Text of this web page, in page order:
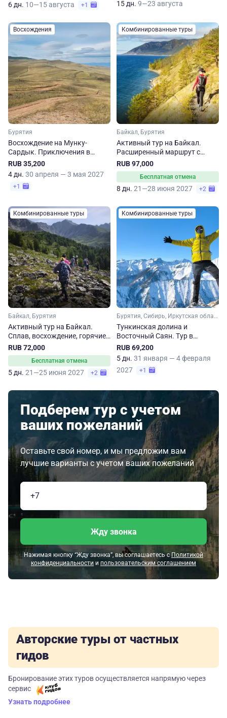
6 дн. 10—15 августа +1
15 дн. 9—23 августа
Восхождения
Бурятия
Восхождение на Мунку-
Сардык. Приключения в
Саянах
RUB 35,200
4 дн. 30 апреля — 3 мая 2027
+1
Комбинированные туры
Байкал, Бурятия
Активный тур на Байкал.
Расширенный маршрут с
Ольхоном
RUB 97,000
Бесплатная отмена
8 дн. 21—28 июня 2027 +2
Комбинированные туры
Байкал, Бурятия
Активный тур на Байкал.
Сплав, восхождение, горячие
источники и водопады
RUB 72,000
Бесплатная отмена
5 дн. 21—25 июня 2027 +2
Комбинированные туры
Бурятия, Сибирь, Иркутская область
Тункинская долина и
Восточный Саян. Тур в
Бурятию
RUB 69,200
5 дн. 31 января — 4 февраля
2027
+1
Подберем тур с учетом
ваших пожеланий
Оставьте свой номер, и мы предложим вам
лучшие варианты с учетом ваших пожеланий
Жду звонка
Нажимая кнопку “Жду звонка”, вы соглашаетесь с Политикой
конфиденциальности и пользовательским соглашением
Авторские туры от частных
гидов
Бронирование этих туров осуществляется напрямую через
сервис
Узнать подробнее